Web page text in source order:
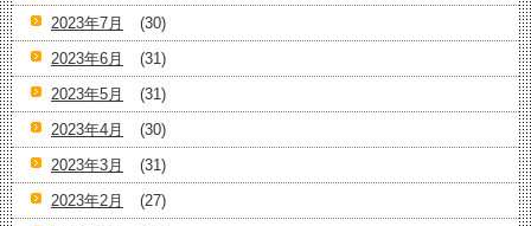
2023年7月
(30)
2023年6月
(31)
2023年5月
(31)
2023年4月
(30)
2023年3月
(31)
2023年2月
(27)